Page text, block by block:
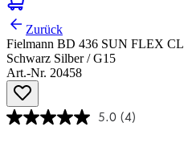
Zurück
Fielmann BD 436 SUN FLEX CL
Schwarz Silber / G15
Art.-Nr. 20458
5.0 (4)